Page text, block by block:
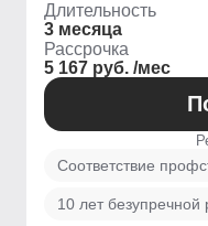
Длительность
3 месяца
Рассрочка
5 167 руб. /мес
Соответствие
10 лет безупречной